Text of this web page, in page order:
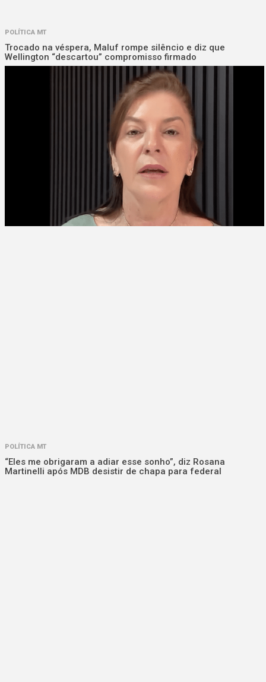
POLÍTICA MT
Trocado na véspera, Maluf rompe silêncio e diz que
Wellington “descartou” compromisso firmado
POLÍTICA MT
“Eles me obrigaram a adiar esse sonho”, diz Rosana
Martinelli após MDB desistir de chapa para federal